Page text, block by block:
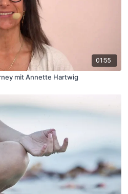
01:55
mit Annette Hartwig